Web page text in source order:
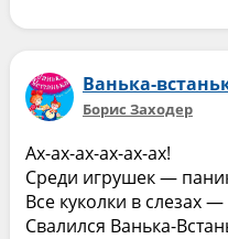
Ванька-
Борис Заходер
Ах-ах-ах-ах-ах-ах!
Среди игрушек —
Все куколки в слезах —
Свалился Ванька-